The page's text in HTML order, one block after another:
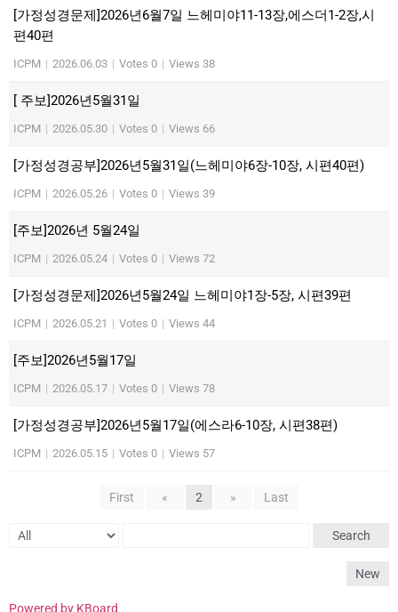
[가정성경문제]2026년6월7일 느헤미야11-13장,에스더1-2장,시
편40편
ICPM | 2026.06.03 | Votes 0 | Views 38
[ 주보]2026년5월31일
ICPM | 2026.05.30 | Votes 0 | Views 66
[가정성경공부]2026년5월31일(느헤미야6장-10장, 시편40편)
ICPM | 2026.05.26 | Votes 0 | Views 39
[주보]2026년 5월24일
ICPM | 2026.05.24 | Votes 0 | Views 72
[가정성경문제]2026년5월24일 느헤미야1장-5장, 시편39편
ICPM | 2026.05.21 | Votes 0 | Views 44
[주보]2026년5월17일
ICPM | 2026.05.17 | Votes 0 | Views 78
[가정성경공부]2026년5월17일(에스라6-10장, 시편38편)
ICPM | 2026.05.15 | Votes 0 | Views 57
First « 2 » Last
Search
New
Powered by KBoard